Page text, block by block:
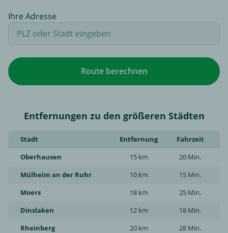
Ihre Adresse
Route berechnen
Entfernungen zu den größeren Städten
Stadt Entfernung
Fahrzeit
Oberhausen
15 km
20 Min.
Mülheim an der Ruhr
10 km
15 Min.
Moers
18 km
25 Min.
Dinslaken
12 km
18 Min.
Rheinberg
20 km
28 Min.